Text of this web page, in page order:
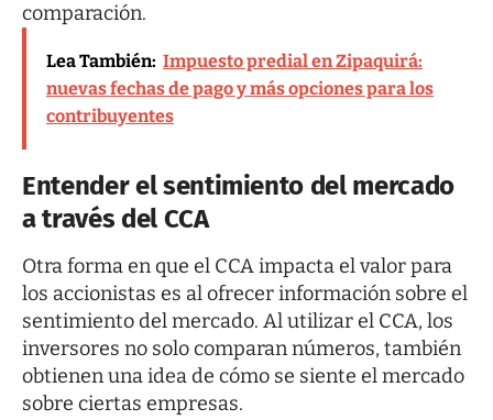
comparación.
Lea También: Impuesto predial en Zipaquirá:
nuevas fechas de pago y más opciones para los
contribuyentes
Entender el sentimiento del mercado
a través del CCA
Otra forma en que el CCA impacta el valor para
los accionistas es al ofrecer información sobre el
sentimiento del mercado. Al utilizar el CCA, los
inversores no solo comparan números, también
obtienen una idea de cómo se siente el mercado
sobre ciertas empresas.